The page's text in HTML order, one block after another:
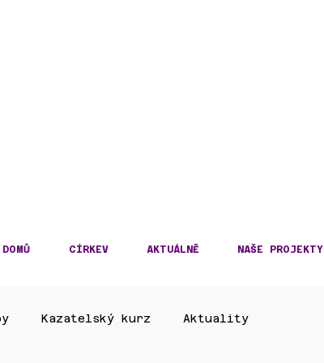
DOMŮ CÍRKEV AKTUÁLNĚ NAŠE PROJEKTY
Kazatelský kurz Aktuality